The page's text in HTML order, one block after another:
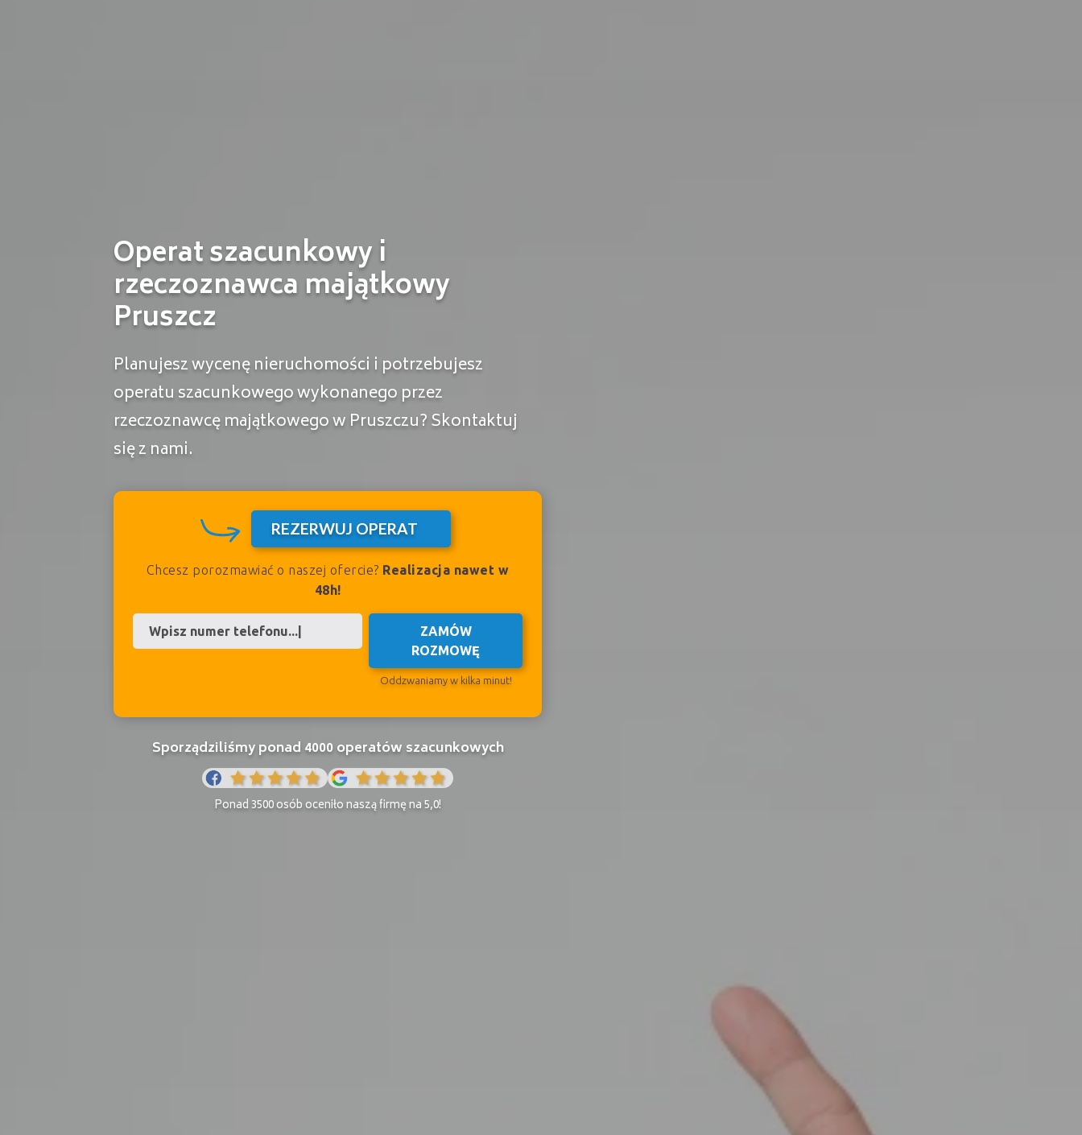
Operat szacunkowy i
rzeczoznawca majątkowy
Pruszcz
Planujesz wycenę nieruchomości i potrzebujesz
operatu szacunkowego wykonanego przez
rzeczoznawcę majątkowego w Pruszczu? Skontaktuj
się z nami.
REZERWUJ OPERAT
Chcesz porozmawiać o naszej ofercie? Realizacja nawet w
48h!
ZAMÓW
ROZMOWĘ
Oddzwaniamy w kilka minut!
Sporządziliśmy ponad 4000 operatów szacunkowych
Ponad 3500 osób oceniło naszą firmę na 5,0!